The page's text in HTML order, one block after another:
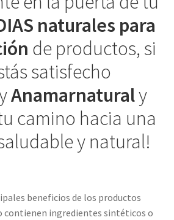
naturales para
de productos, si
satisfecho
Anamarnaturaly
camino hacia una
y natural!
beneficios de los productos
contienen ingredientes sintéticos o